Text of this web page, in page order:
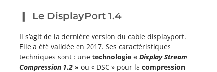
Le DisplayPort 1.4
Il s’agit de la dernière version du cable displayport.
Elle a été validée en 2017. Ses caractéristiques
techniques sont : une technologie « Display Stream
Compression 1.2 » ou « DSC » pour la compression